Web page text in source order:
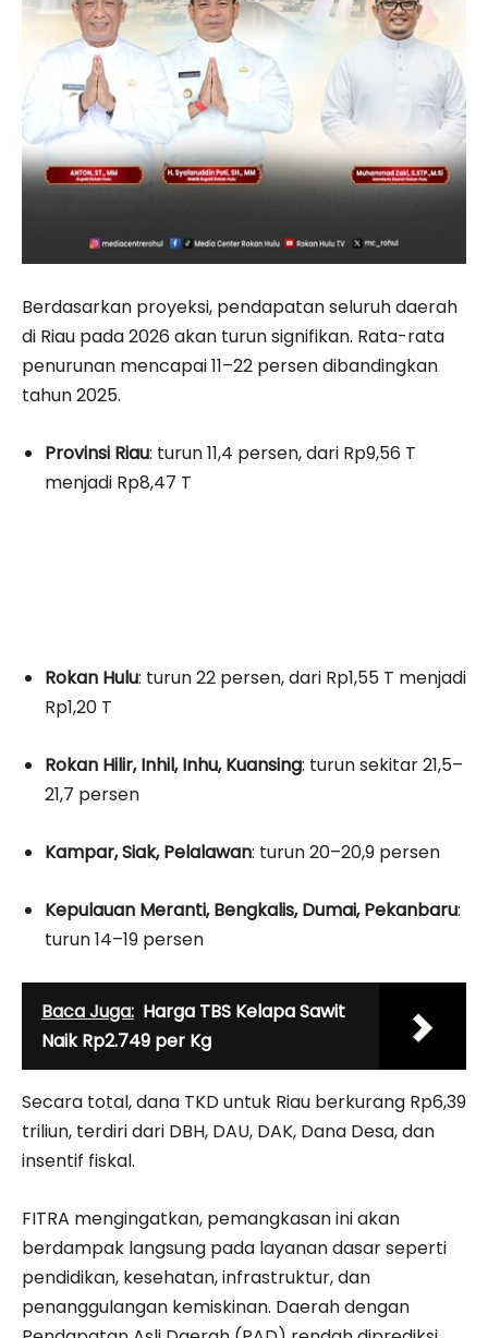
Berdasarkan proyeksi, pendapatan seluruh daerah
di Riau pada 2026 akan turun signifikan. Rata-rata
penurunan mencapai 11–22 persen dibandingkan
tahun 2025.
Provinsi Riau: turun 11,4 persen, dari Rp9,56 T
menjadi Rp8,47 T
Rokan Hulu: turun 22 persen, dari Rp1,55 T menjadi
Rp1,20 T
Rokan Hilir, Inhil, Inhu, Kuansing: turun sekitar 21,5–
21,7 persen
Kampar, Siak, Pelalawan: turun 20–20,9 persen
Kepulauan Meranti, Bengkalis, Dumai, Pekanbaru:
turun 14–19 persen
Baca Juga: Harga TBS Kelapa Sawit
Naik Rp2.749 per Kg
Secara total, dana TKD untuk Riau berkurang Rp6,39
triliun, terdiri dari DBH, DAU, DAK, Dana Desa, dan
insentif fiskal.
FITRA mengingatkan, pemangkasan ini akan
berdampak langsung pada layanan dasar seperti
pendidikan, kesehatan, infrastruktur, dan
penanggulangan kemiskinan. Daerah dengan